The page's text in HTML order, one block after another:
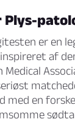
Plys-
er en
af
Medical
med en